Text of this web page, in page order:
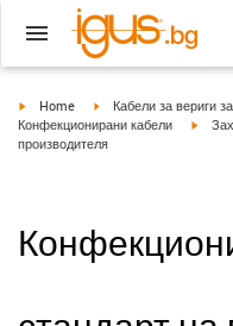
igus-icon-arrow-right
Home igus-icon-arrow-right
Кабели за вериги
Конфекционирани кабели
igus-
производителя